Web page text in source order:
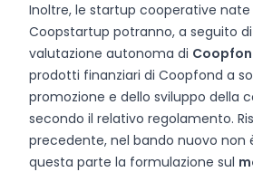
Inoltre, le startup cooperative nate
Coopstartup potranno, a seguito
valutazione autonoma di
prodotti finanziari di Coopfond a
promozione e dello sviluppo della
secondo il relativo regolamento.
precedente, nel bando nuovo non
questa parte la formulazione sul